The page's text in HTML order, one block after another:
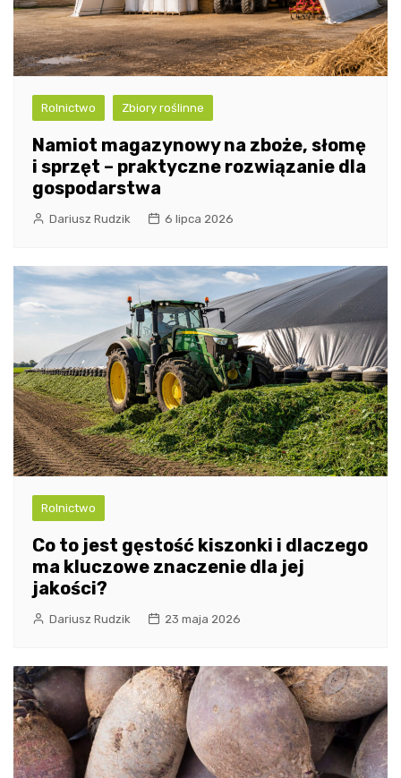
Rolnictwo Zbiory roślinne
Namiot magazynowy na zboże, słomę
i sprzęt – praktyczne rozwiązanie dla
gospodarstwa
Dariusz Rudzik 6 lipca 2026
Rolnictwo
Co to jest gęstość kiszonki i dlaczego
ma kluczowe znaczenie dla jej
jakości?
Dariusz Rudzik 23 maja 2026